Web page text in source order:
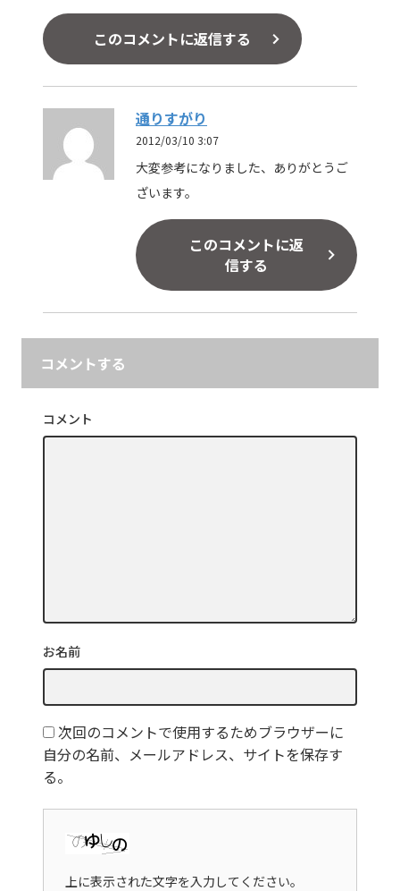
このコメントに返信する
通りすがり
2012/03/10 3:07
大変参考になりました、ありがとうご
ざいます。
このコメントに返
信する
コメントする
コメント
お名前
次回のコメントで使用するためブラウザーに
自分の名前、メールアドレス、サイトを保存す
る。
上に表示された文字を入力してください。